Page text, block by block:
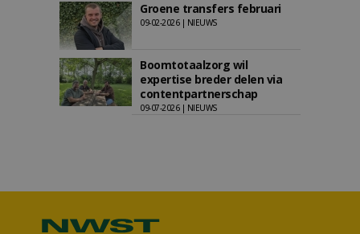
Groene transfers februari
09-02-2026 | NIEUWS
Boomtotaalzorg wil
expertise breder delen via
contentpartnerschap
09-07-2026 | NIEUWS